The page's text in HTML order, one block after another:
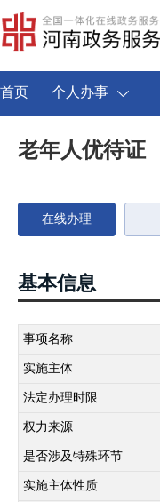
首页 个人办事
老年人优待证
在线办理
基本信息
事项名称
实施主体
法定办理时限
权力来源
是否涉及特殊环节
实施主体性质